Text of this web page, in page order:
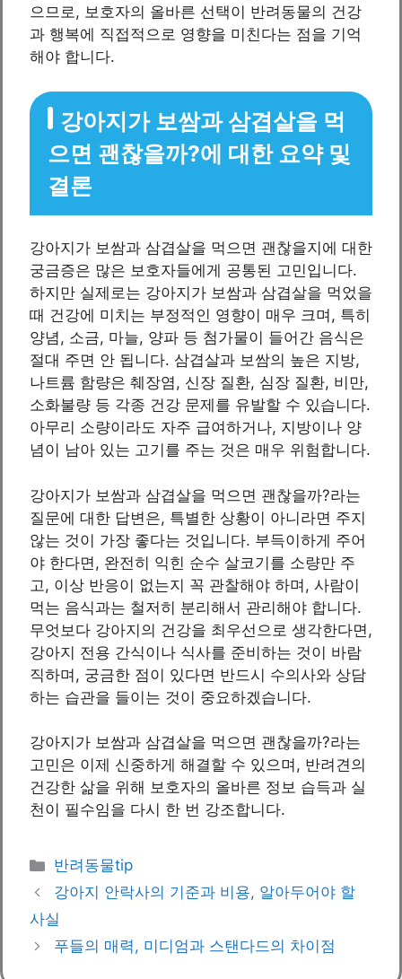
으므로, 보호자의 올바른 선택이 반려동물의 건강
과 행복에 직접적으로 영향을 미친다는 점을 기억
해야 합니다.
강아지가 보쌈과 삼겹살을 먹
으면 괜찮을까?에 대한 요약 및
결론
강아지가 보쌈과 삼겹살을 먹으면 괜찮을지에 대한
궁금증은 많은 보호자들에게 공통된 고민입니다.
하지만 실제로는 강아지가 보쌈과 삼겹살을 먹었을
때 건강에 미치는 부정적인 영향이 매우 크며, 특히
양념, 소금, 마늘, 양파 등 첨가물이 들어간 음식은
절대 주면 안 됩니다. 삼겹살과 보쌈의 높은 지방,
나트륨 함량은 췌장염, 신장 질환, 심장 질환, 비만,
소화불량 등 각종 건강 문제를 유발할 수 있습니다.
아무리 소량이라도 자주 급여하거나, 지방이나 양
념이 남아 있는 고기를 주는 것은 매우 위험합니다.
강아지가 보쌈과 삼겹살을 먹으면 괜찮을까?라는
질문에 대한 답변은, 특별한 상황이 아니라면 주지
않는 것이 가장 좋다는 것입니다. 부득이하게 주어
야 한다면, 완전히 익힌 순수 살코기를 소량만 주
고, 이상 반응이 없는지 꼭 관찰해야 하며, 사람이
먹는 음식과는 철저히 분리해서 관리해야 합니다.
무엇보다 강아지의 건강을 최우선으로 생각한다면,
강아지 전용 간식이나 식사를 준비하는 것이 바람
직하며, 궁금한 점이 있다면 반드시 수의사와 상담
하는 습관을 들이는 것이 중요하겠습니다.
강아지가 보쌈과 삼겹살을 먹으면 괜찮을까?라는
고민은 이제 신중하게 해결할 수 있으며, 반려견의
건강한 삶을 위해 보호자의 올바른 정보 습득과 실
천이 필수임을 다시 한 번 강조합니다.
카
테
리
반려동물tip
강아지 안락사의 기준과 비용, 알아두어야 할
사실
푸들의 매력, 미디엄과 스탠다드의 차이점